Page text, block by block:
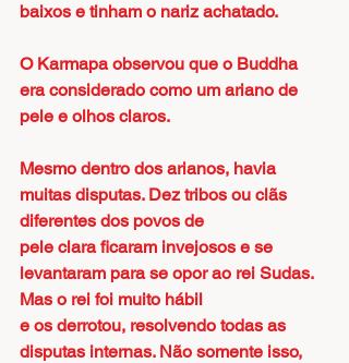
baixos e tinham o nariz achatado.
O Karmapa observou que o Buddha
era considerado como um ariano de
pele e olhos claros.
Mesmo dentro dos arianos, havia
muitas disputas. Dez tribos ou clãs
diferentes dos povos de
pele clara ficaram invejosos e se
levantaram para se opor ao rei Sudas.
Mas o rei foi muito hábil
e os derrotou, resolvendo todas as
disputas internas. Não somente isso,